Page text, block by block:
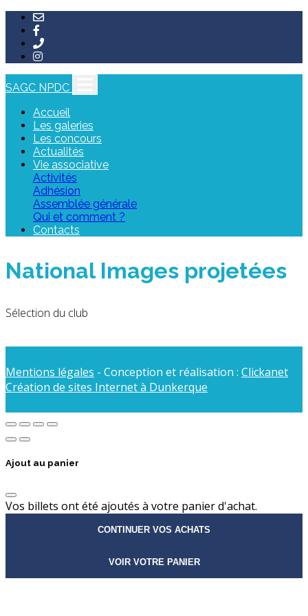
SAGC NPDC
Accueil
Les galeries
Les concours
Actualités
Vie associative
Activités
Adhésion
Assemblée générale
Qui et comment ?
Contacts
National Images projetées
Sélection du club
Mentions légales - Conception et réalisation : Clickanet
Création de sites Internet à Dunkerque
Ajout au panier
Vos billets ont été ajoutés à votre panier d'achat.
CONTINUER VOS ACHATS
VOIR VOTRE PANIER